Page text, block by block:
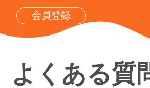
会員登録
よくある質